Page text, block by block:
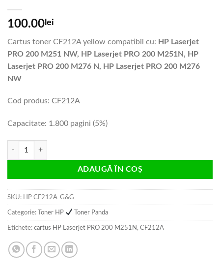
100.00 lei
Cartus toner CF212A yellow compatibil cu: HP Laserjet
PRO 200 M251 NW, HP Laserjet PRO 200 M251N, HP
Laserjet PRO 200 M276 N, HP Laserjet PRO 200 M276
NW
Cod produs: CF212A
Capacitate: 1.800 pagini (5%)
ADAUGĂ ÎN COȘ
SKU: HP CF212A-G&G
Categorie: Toner HP Toner Panda
Etichete: cartus HP Laserjet PRO 200 M251N , CF212A